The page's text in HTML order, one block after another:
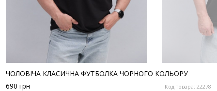
ЧОЛОВІЧА КЛАСИЧНА ФУТБОЛКА ЧОРНОГО КОЛЬОРУ
Код товара: 22278
690 грн